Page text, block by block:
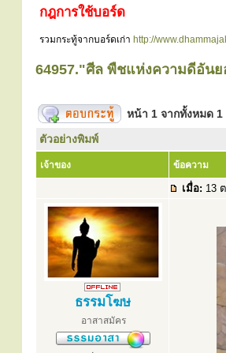
กฎการใช้บอร์ด
รวมกระทู้จากบอร์ดเก่า http://
64957."ศีล พืชแห่งความดีอัน
หน้า 1 จากทั้งหมด 1
ตัวอย่างพิมพ์
เจ้าของ ข้อความ
เมื่อ: 13
ธรรมโฆษ
อาสาสมัคร